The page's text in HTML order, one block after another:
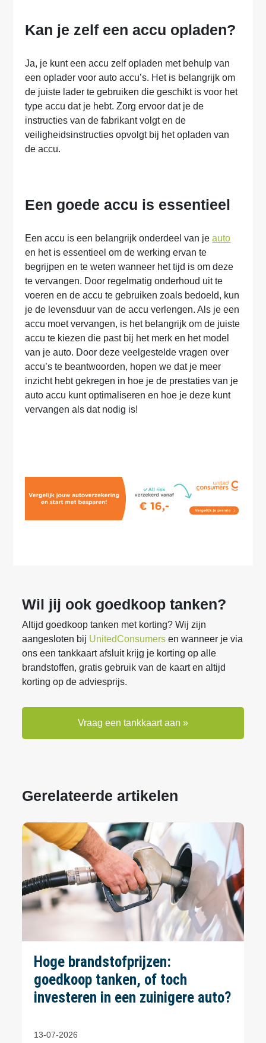
Kan je zelf een accu opladen?
Ja, je kunt een accu zelf opladen met behulp van
een oplader voor auto accu’s. Het is belangrijk om
de juiste lader te gebruiken die geschikt is voor het
type accu dat je hebt. Zorg ervoor dat je de
instructies van de fabrikant volgt en de
veiligheidsinstructies opvolgt bij het opladen van
de accu.
Een goede accu is essentieel
Een accu is een belangrijk onderdeel van jeauto
en het is essentieel om de werking ervan te
begrijpen en te weten wanneer het tijd is om deze
te vervangen. Door regelmatig onderhoud uit te
voeren en de accu te gebruiken zoals bedoeld, kun
je de levensduur van de accu verlengen. Als je een
accu moet vervangen, is het belangrijk om de juiste
accu te kiezen die past bij het merk en het model
van je auto. Door deze veelgestelde vragen over
accu’s te beantwoorden, hopen we dat je meer
inzicht hebt gekregen in hoe je de prestaties van je
auto accu kunt optimaliseren en hoe je deze kunt
vervangen als dat nodig is!
Wil jij ook goedkoop tanken?
Altijd goedkoop tanken met korting? Wij zijn
aangesloten bij UnitedConsumers en wanneer je via
ons een tankkaart afsluit krijg je korting op alle
brandstoffen, gratis gebruik van de kaart en altijd
korting op de adviesprijs.
Vraag een tankkaart aan »
Gerelateerde artikelen
Hoge brandstofprijzen:
goedkoop tanken, of toch
investeren in een zuinigere auto?
13-07-2026